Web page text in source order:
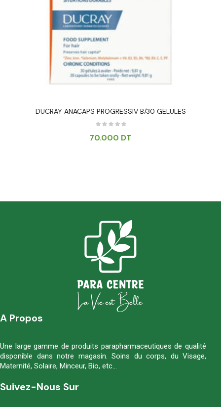
DUCRAY ANACAPS PROGRESSIV B/30 GELULES
70.000 DT
A Propos
Une large gamme de produits parapharmaceutiques de qualité
disponible dans notre magasin. Soins du corps, du Visage,
Maternité, Solaire, Minceur, Bio, etc…
Suivez-Nous Sur